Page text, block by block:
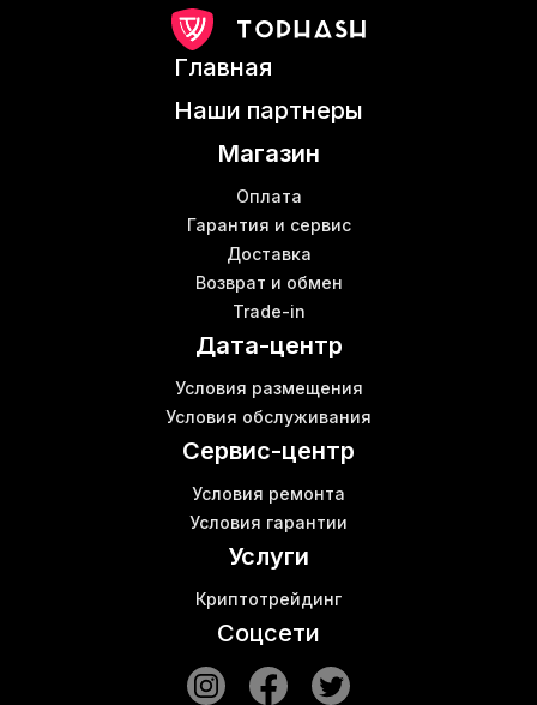
Главная
Наши партнеры
Магазин
Оплата
Гарантия и сервис
Доставка
Возврат и обмен
Trade-in
Дата-центр
Условия размещения
Условия обслуживания
Сервис-центр
Условия ремонта
Условия гарантии
Услуги
Криптотрейдинг
Соцсети